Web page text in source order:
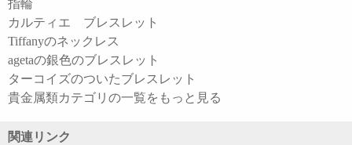
指輪
カルティエ ブレスレット
Tiffanyのネックレス
agetaの銀色のブレスレット
ターコイズのついたブレスレット
貴金属類カテゴリの一覧をもっと見る
関連リンク